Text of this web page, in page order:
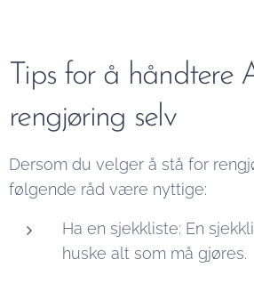
Tips for å håndtere
rengjøring selv
Dersom du velger å stå for
følgende råd være nyttige:
Ha en sjekkliste: En
huske alt som må gjøres.